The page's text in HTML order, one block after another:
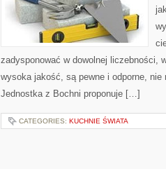
zadysponować w dowolnej liczebności,
wysoka jakość, są pewne i odporne,
Jednostka z Bochni proponuje […]
CATEGORIES: KUCHNIE ŚWIATA